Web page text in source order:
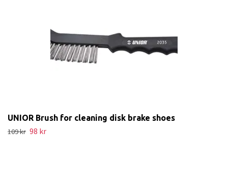
UNIOR Brush for cleaning disk brake shoes
109 kr 98 kr